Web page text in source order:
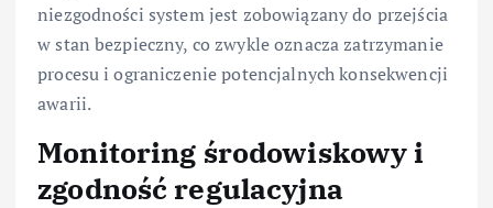
niezgodności system jest zobowiązany do przejścia
w stan bezpieczny, co zwykle oznacza zatrzymanie
procesu i ograniczenie potencjalnych konsekwencji
awarii.
Monitoring środowiskowy i
zgodność regulacyjna